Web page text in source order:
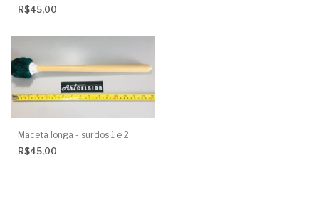
R$45,00
Maceta longa - surdos 1 e 2
R$45,00